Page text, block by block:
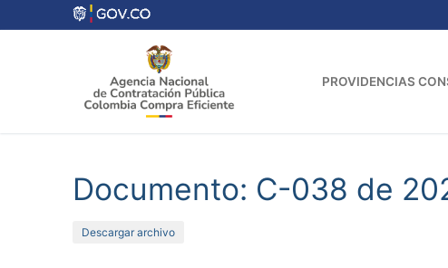
al
PROVIDENCIAS
Documento: C-038 de
Descargar archivo